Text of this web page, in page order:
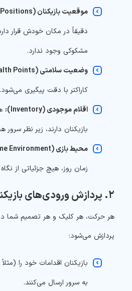
موقعیت بازیکنان (Player Positions):
دقیقاً در مکان خودش قرار
مشکوکی وجود ندارد.
وضعیت سلامتی (Health Points):
کاراکتر با دقت پیگیری می‌شود.
اقلام موجودی (Inventory):
بازیکنان دارند، زیر نظر سرور
محیط بازی (Game Environment):
زمان روز، هیچ جزئیاتی از
۲. پردازش ورودی‌های بازیکنان
هر حرکت، هر کلیک و هر تصمیم شما
پردازش می‌شود:
بازیکنان اقدامات خود را
به سرور ارسال می‌کنند.